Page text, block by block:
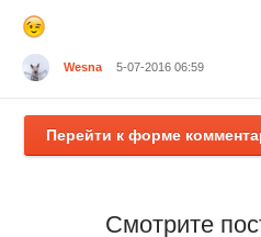
Wesna 5-07-2016 06:59
Перейти к форме
Смотрите